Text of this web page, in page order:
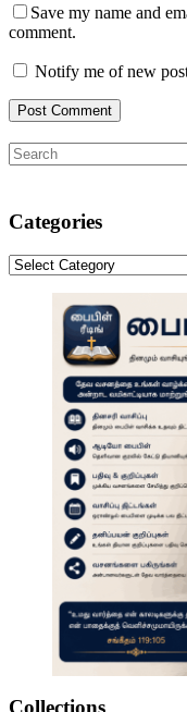
Save my name and
comment.
Notify me of new
Post Comment
results
Categories
Categories